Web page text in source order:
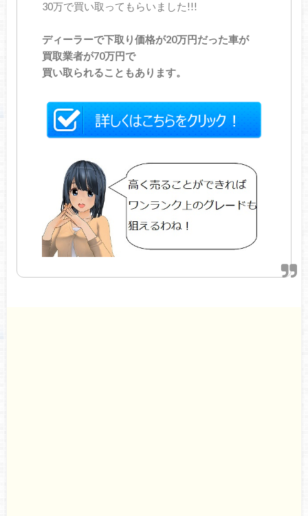
30万で買い取ってもらいました!!!
ディーラーで下取り価格が20万円だった車が
買取業者が70万円で
買い取られることもあります。